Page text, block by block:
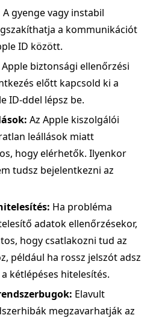
A gyenge vagy instabil
a kommunikációt
ID között.
biztonsági ellenőrzési
előtt kapcsold ki a
ID-ddel lépsz be.
Az Apple kiszolgálói
leállások miatt
hogy elérhetők. Ilyenkor
tudsz bejelentkezni az
Ha probléma
adatok ellenőrzésekor,
hogy csatlakozni tud az
például ha rossz jelszót adsz
kétlépéses hitelesítés.
Elavult
megzavarhatják az